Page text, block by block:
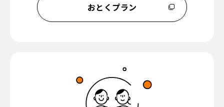
おとくプラン